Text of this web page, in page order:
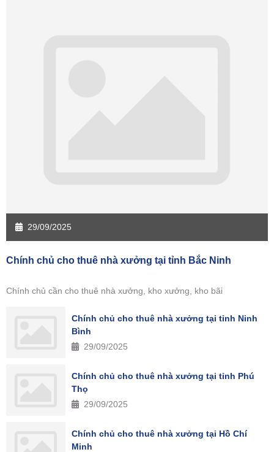
29/09/2025
Chính chủ cho thuê nhà xưởng tại tỉnh Bắc Ninh
Chính chủ cần cho thuê nhà xưởng, kho xưởng, kho bãi
Chính chủ cho thuê nhà xưởng tại tỉnh Ninh
Bình
29/09/2025
Chính chủ cho thuê nhà xưởng tại tỉnh Phú
Thọ
29/09/2025
Chính chủ cho thuê nhà xưởng tại Hồ Chí
Minh